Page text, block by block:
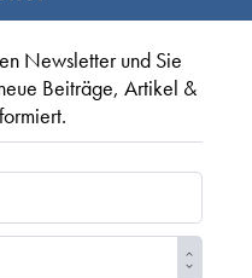
Newsletter und Sie
Beiträge, Artikel &